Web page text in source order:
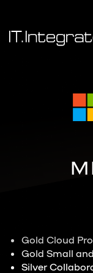
Gold Cloud
Gold Small
Silver